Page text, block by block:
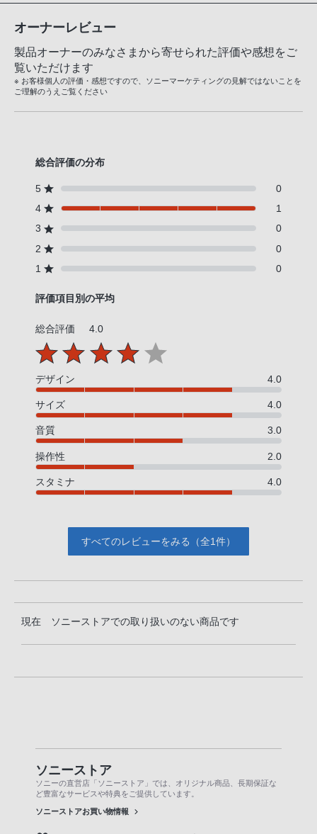
オーナーレビュー
製品オーナーのみなさまから寄せられた評価や感想をご
覧いただけます
※ お客様個人の評価・感想ですので、ソニーマーケティングの見解ではないことを
ご理解のうえご覧ください
総合評価の分布
5
0
4
1
3
0
2
0
1
0
評価項目別の平均
総合評価 4.0
デザイン 4.0
サイズ 4.0
音質 3.0
操作性 2.0
スタミナ 4.0
すべてのレビューをみる（全1件）
現在 ソニーストアでの取り扱いのない商品です
ソニーストア
ソニーの直営店「ソニーストア」では、オリジナル商品、長期保証な
ど豊富なサービスや特典をご提供しています。
ソニーストアお買い物情報